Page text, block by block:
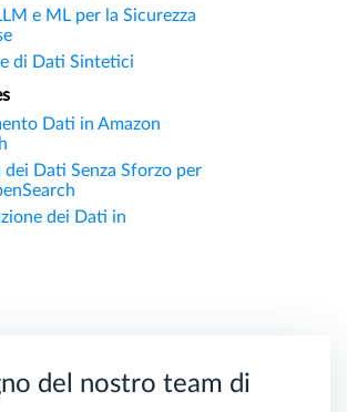
e ML per la Sicurezza
di Dati Sintetici
Dati in Amazon
Dati Senza Sforzo per
dei Dati in
del nostro team di